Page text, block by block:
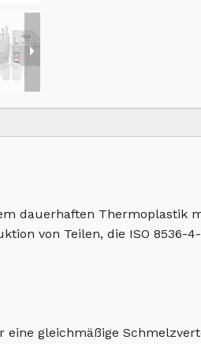
dauerhaften Thermoplastik
von Teilen, die ISO 8536-
eine gleichmäßige